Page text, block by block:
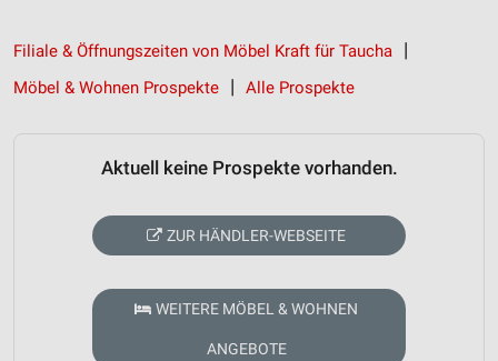
Filiale & Öffnungszeiten von Möbel Kraft für Taucha
Möbel & Wohnen Prospekte
Alle Prospekte
Aktuell keine Prospekte vorhanden.
ZUR HÄNDLER-WEBSEITE
WEITERE MÖBEL & WOHNEN
ANGEBOTE